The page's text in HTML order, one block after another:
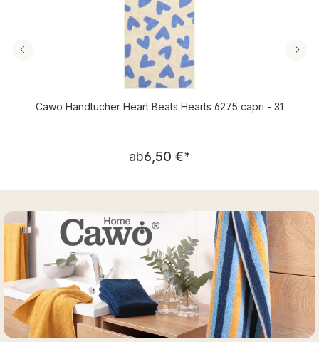
Cawö Handtücher Heart Beats Hearts 6275 capri - 31
Regulärer Preis:
ab6,50 €*